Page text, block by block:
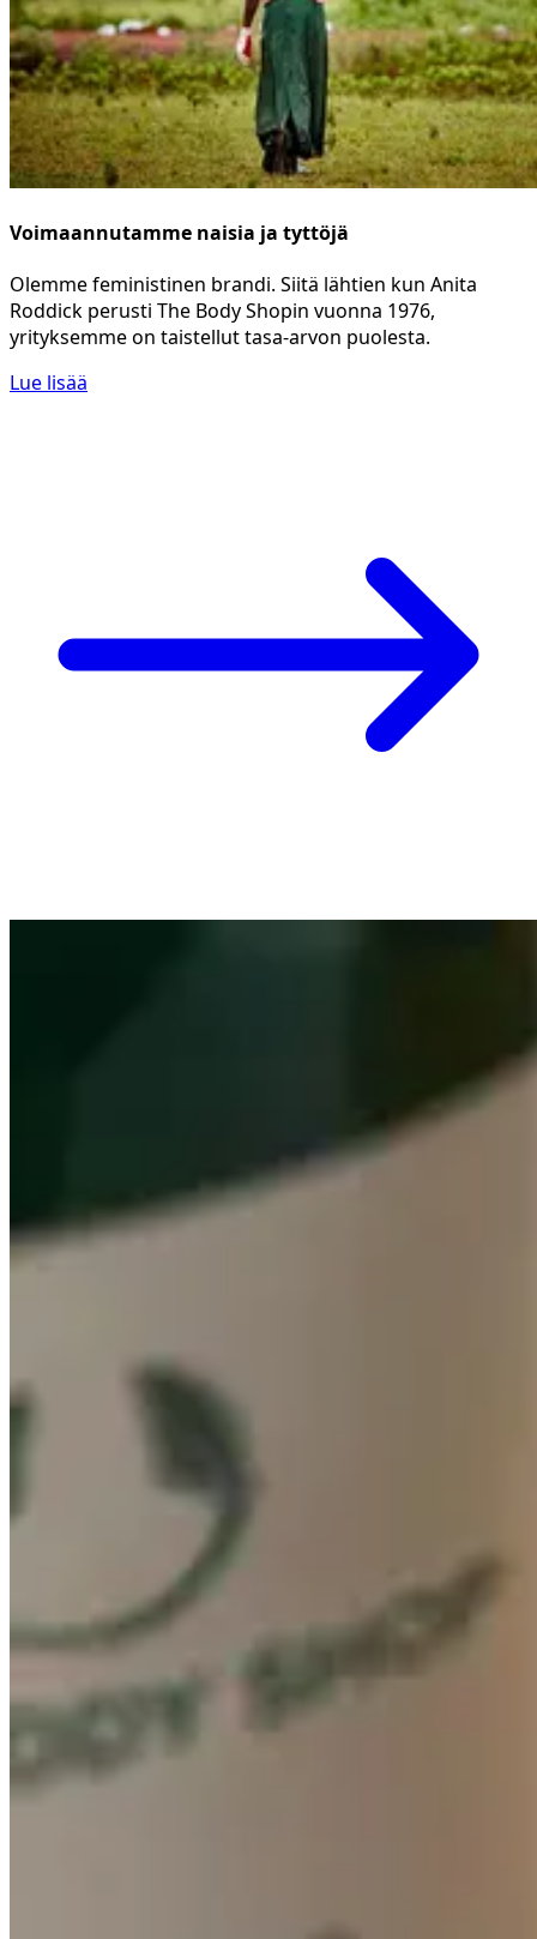
Voimaannutamme naisia ja tyttöjä
Olemme feministinen brandi. Siitä lähtien kun Anita
Roddick perusti The Body Shopin vuonna 1976,
yrityksemme on taistellut tasa-arvon puolesta.
Lue lisää